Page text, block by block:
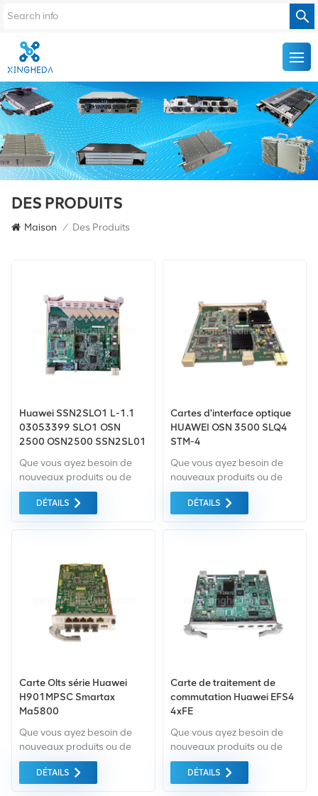
DES PRODUITS
Maison / Des Produits
Huawei SSN2SLO1 L-1.1
03053399 SLO1 OSN
2500 OSN2500 SSN2SL01
d'interface optique
Que vous ayez besoin de
nouveaux produits ou de
produits rénovés, il faut une
approche globale Garantie
achetons uniquement des
vert du la plus haute qualité
. Tout cela est fourni au
meilleur prix possible.
DÉTAILS
Cartes d'interface optique
HUAWEI OSN 3500 SLQ4
STM-4
Que vous ayez besoin de
nouveaux produits ou de
produits rénovés, il faut une
approche globale Garantie
achetons uniquement des
. Tout cela est fourni au
meilleur prix possible.
DÉTAILS
Carte Olts série Huawei
H901MPSC Smartax
Ma5800
Que vous ayez besoin de
nouveaux produits ou de
produits rénovés, il faut une
approche globale Garantie
DÉTAILS
Carte de traitement de
commutation Huawei EFS4
4xFE
Que vous ayez besoin de
nouveaux produits ou de
produits rénovés, il faut une
approche globale Garantie
DÉTAILS